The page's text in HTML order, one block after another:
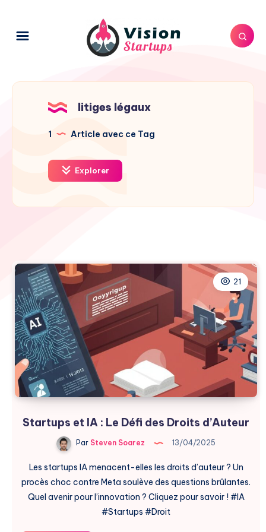
litiges légaux
1 Article avec ce Tag
Explorer
21
Startups et IA : Le Défi des Droits d’Auteur
Par Steven Soarez 13/04/2025
Les startups IA menacent-elles les droits d’auteur ? Un
procès choc contre Meta soulève des questions brûlantes.
Quel avenir pour l’innovation ? Cliquez pour savoir ! #IA
#Startups #Droit